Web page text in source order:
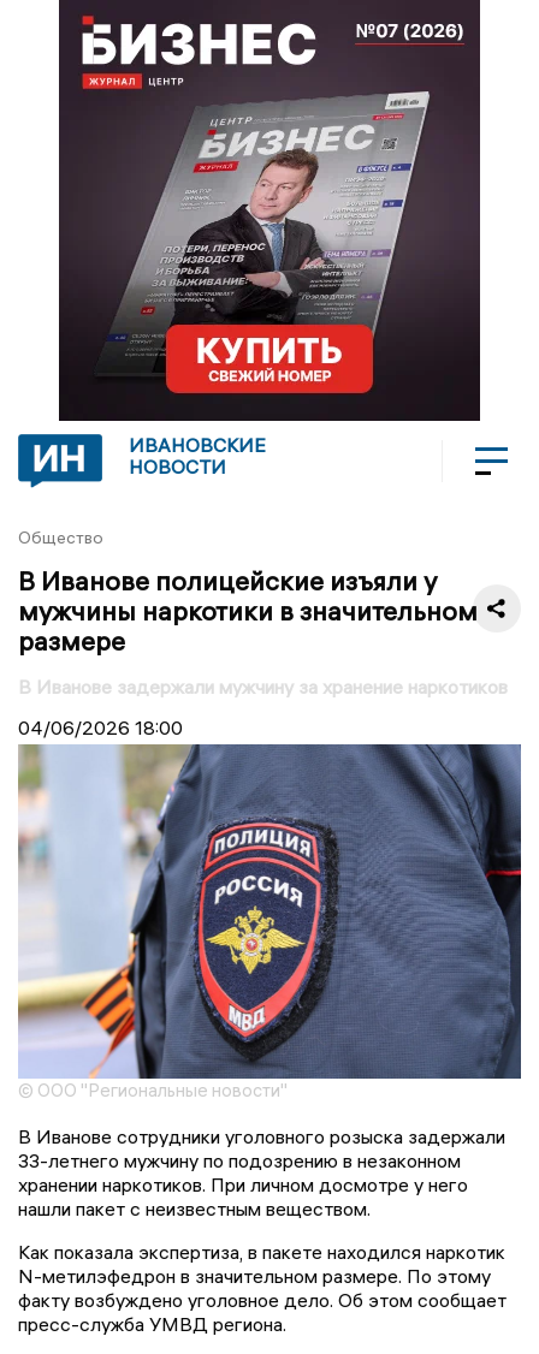
ИВАНОВСКИЕ
НОВОСТИ
Общество
В Иванове полицейские изъяли у
мужчины наркотики в значительном
размере
В Иванове задержали мужчину за хранение наркотиков
04/06/2026 18:00
© ООО "Региональные новости"
В Иванове сотрудники уголовного розыска задержали
33-летнего мужчину по подозрению в незаконном
хранении наркотиков. При личном досмотре у него
нашли пакет с неизвестным веществом.
Как показала экспертиза, в пакете находился наркотик
N-метилэфедрон в значительном размере. По этому
факту возбуждено уголовное дело. Об этом сообщает
пресс-служба УМВД региона.